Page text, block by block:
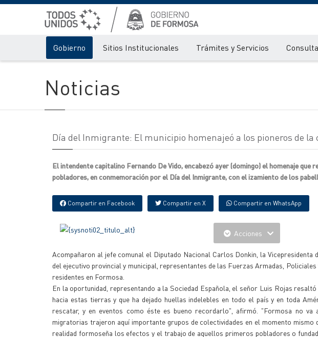
Gobierno Sitios Institucionales Trámites y Servicios
Noticias
Día del Inmigrante: El municipio homenajeó a los pioneros de la
El intendente capitalino Fernando De Vido, encabezó ayer (domingo) el homenaje que
pobladores, en conmemoración por el Día del Inmigrante, con el izamiento de los
Compartir en Facebook Compartir en X Compartir en WhatsApp
Acciones
Acompañaron al jefe comunal el Diputado Nacional Carlos Donkin, la Vicepresidenta
del ejecutivo provincial y municipal, representantes de las Fuerzas Armadas,
residentes en Formosa.
En la oportunidad, representando a la Sociedad Española, el señor Luis Rojas
hacia estas tierras y que ha dejado huellas indelebles en todo el país y en toda
rescatar, y en eventos como éste es bueno recordarlo", afirmó. "Formosa no
migratorias trajeron aquí importante grupos de colectividades en el momento mismo
realidad formoseña los efectos y el trabajo de aquellos primeros pobladores o